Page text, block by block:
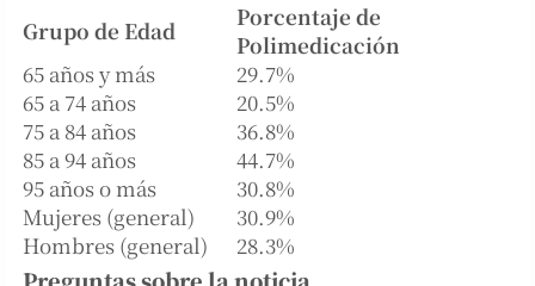
Grupo de Edad
Porcentaje de
Polimedicación
65 años y más
29.7%
65 a 74 años
20.5%
75 a 84 años
36.8%
85 a 94 años
44.7%
95 años o más
30.8%
Mujeres (general)
30.9%
Hombres (general)
28.3%